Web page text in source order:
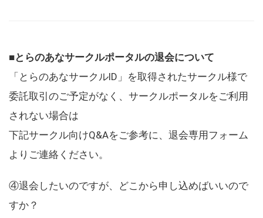
■とらのあなサークルポータルの退会について
「とらのあなサークルID」を取得されたサークル様で
委託取引のご予定がなく、サークルポータルをご利用
されない場合は
下記サークル向けQ&Aをご参考に、退会専用フォーム
よりご連絡ください。
④退会したいのですが、どこから申し込めばいいので
すか？